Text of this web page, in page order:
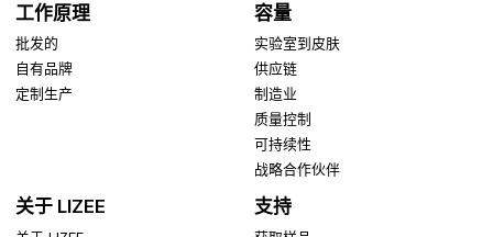
工作原理
批发的
自有品牌
定制生产
容量
实验室到皮肤
供应链
制造业
质量控制
可持续性
战略合作伙伴
关于 LIZEE 支持